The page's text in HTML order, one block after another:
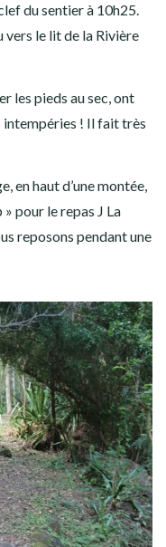
du sentier à 10h25.
vers le lit de la Rivière
les pieds au sec, ont
intempéries ! Il fait très
en haut d’une montée,
pour le repas J La
reposons pendant une